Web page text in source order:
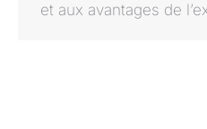
et aux avantages de